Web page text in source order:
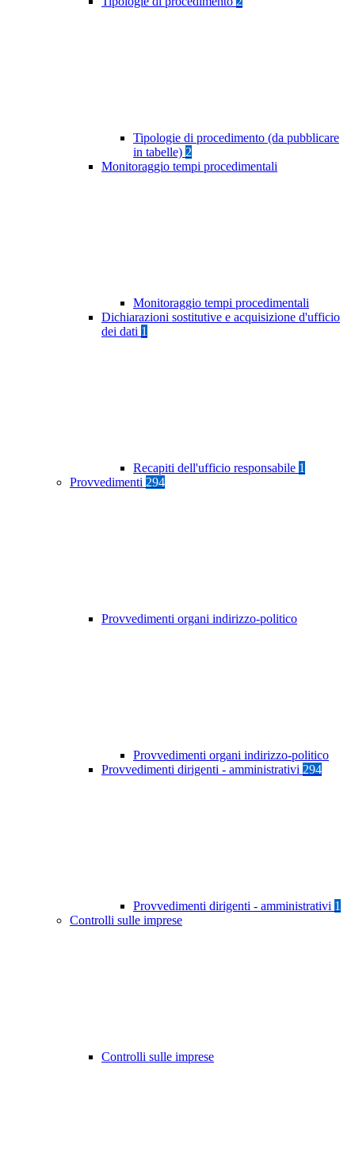
Tipologie di procedimento (da pubblicare
in tabelle) 2
Monitoraggio tempi procedimentali
Monitoraggio tempi procedimentali
Dichiarazioni sostitutive e acquisizione d'ufficio
dei dati 1
Recapiti dell'ufficio responsabile 1
Provvedimenti 294
Provvedimenti organi indirizzo-politico
Provvedimenti organi indirizzo-politico
Provvedimenti dirigenti - amministrativi 294
Provvedimenti dirigenti - amministrativi 1
Controlli sulle imprese
Controlli sulle imprese